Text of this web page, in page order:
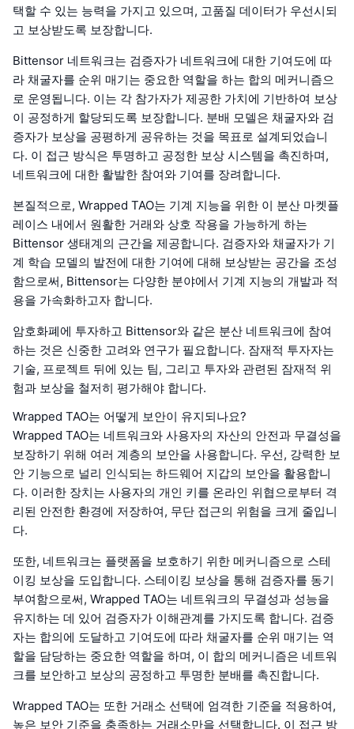
택할 수 있는 능력을 가지고 있으며, 고품질 데이터가 우선시되
고 보상받도록 보장합니다.
Bittensor 네트워크는 검증자가 네트워크에 대한 기여도에 따
라 채굴자를 순위 매기는 중요한 역할을 하는 합의 메커니즘으
로 운영됩니다. 이는 각 참가자가 제공한 가치에 기반하여 보상
이 공정하게 할당되도록 보장합니다. 분배 모델은 채굴자와 검
증자가 보상을 공평하게 공유하는 것을 목표로 설계되었습니
다. 이 접근 방식은 투명하고 공정한 보상 시스템을 촉진하며,
네트워크에 대한 활발한 참여와 기여를 장려합니다.
본질적으로, Wrapped TAO는 기계 지능을 위한 이 분산 마켓플
레이스 내에서 원활한 거래와 상호 작용을 가능하게 하는
Bittensor 생태계의 근간을 제공합니다. 검증자와 채굴자가 기
계 학습 모델의 발전에 대한 기여에 대해 보상받는 공간을 조성
함으로써, Bittensor는 다양한 분야에서 기계 지능의 개발과 적
용을 가속화하고자 합니다.
암호화폐에 투자하고 Bittensor와 같은 분산 네트워크에 참여
하는 것은 신중한 고려와 연구가 필요합니다. 잠재적 투자자는
기술, 프로젝트 뒤에 있는 팀, 그리고 투자와 관련된 잠재적 위
험과 보상을 철저히 평가해야 합니다.
Wrapped TAO는 어떻게 보안이 유지되나요?
Wrapped TAO는 네트워크와 사용자의 자산의 안전과 무결성을
보장하기 위해 여러 계층의 보안을 사용합니다. 우선, 강력한 보
안 기능으로 널리 인식되는 하드웨어 지갑의 보안을 활용합니
다. 이러한 장치는 사용자의 개인 키를 온라인 위협으로부터 격
리된 안전한 환경에 저장하여, 무단 접근의 위험을 크게 줄입니
다.
또한, 네트워크는 플랫폼을 보호하기 위한 메커니즘으로 스테
이킹 보상을 도입합니다. 스테이킹 보상을 통해 검증자를 동기
부여함으로써, Wrapped TAO는 네트워크의 무결성과 성능을
유지하는 데 있어 검증자가 이해관계를 가지도록 합니다. 검증
자는 합의에 도달하고 기여도에 따라 채굴자를 순위 매기는 역
할을 담당하는 중요한 역할을 하며, 이 합의 메커니즘은 네트워
크를 보안하고 보상의 공정하고 투명한 분배를 촉진합니다.
Wrapped TAO는 또한 거래소 선택에 엄격한 기준을 적용하여,
높은 보안 기준을 충족하는 거래소만을 선택합니다. 이 접근 방